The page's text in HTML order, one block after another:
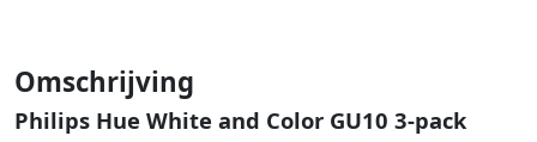
Omschrijving
Philips Hue White and Color GU10 3-pack